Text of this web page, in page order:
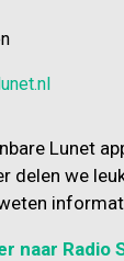
Lunet
delen we
naar Radio